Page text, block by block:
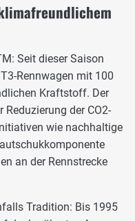
Seit dieser Saison
Rennwagen mit 100
Kraftstoff. Der
der CO2-
wie nachhaltige
an der Rennstrecke
Tradition: Bis 1995